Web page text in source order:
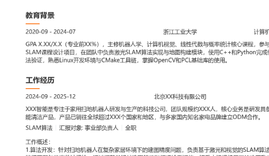
求职意向
工作性质: 全职应聘职位: SLAM算法期望工作地址: 北京期望薪资:
求职状态: 离职-随时到岗
工作经历
2024-09